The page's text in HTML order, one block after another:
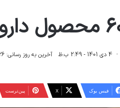
4 دی 1401 - 2:49 ب.ظ
آخرین به روز رسانی: 26 اردیبهشت 1404 - 2:50 ب.ظ
فیس بوک X ‫پین‌ترست